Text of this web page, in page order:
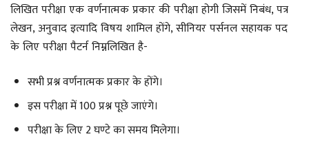
लिखित परीक्षा एक वर्णनात्मक प्रकार की परीक्षा होगी जिसमें निबंध, पत्र
लेखन, अनुवाद इत्यादि विषय शामिल होंगे, सीनियर पर्सनल सहायक पद
के लिए परीक्षा पैटर्न निम्नलिखित है-
सभी प्रश्न वर्णनात्मक प्रकार के होंगे।
इस परीक्षा में 100 प्रश्न पूछे जाएंगे।
परीक्षा के लिए 2 घण्टे का समय मिलेगा।